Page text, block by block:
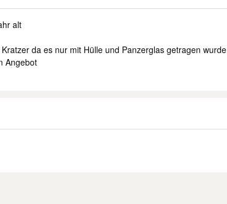
alt
da es nur mit Hülle und Panzerglas getragen wurde
Angebot